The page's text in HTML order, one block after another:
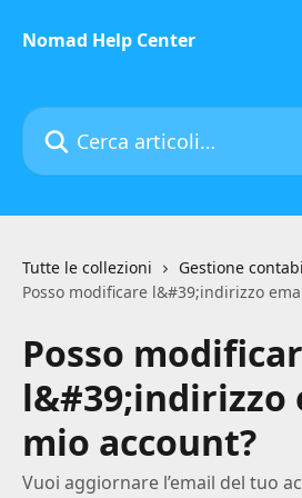
Nomad Help Center
Cerca articoli…
Tutte le collezioni
Gestione
Posso modificare l&#39;indirizzo
Posso
l&#39;indirizzo
mio account?
Vuoi aggiornare l’email del tuo